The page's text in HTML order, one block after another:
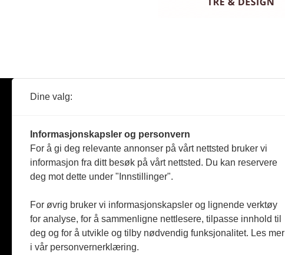
Reportasje
Produkter
Jobbmarked
Dine valg:
Informasjonskapsler og personvern
For å gi deg relevante annonser på vårt nettsted bruker vi
informasjon fra ditt besøk på vårt nettsted. Du kan reservere
deg mot dette under "Innstillinger".
For øvrig bruker vi informasjonskapsler og lignende verktøy
for analyse, for å sammenligne nettlesere, tilpasse innhold til
deg og for å utvikle og tilby nødvendig funksjonalitet. Les mer
i vår personvernerklæring.